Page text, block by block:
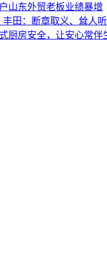
山东外贸老板业绩暴增
田：断章取义、耸人
厨房安全，让安心常伴